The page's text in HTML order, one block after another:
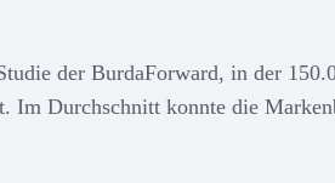
der BurdaForward, in der
Im Durchschnitt konnte die